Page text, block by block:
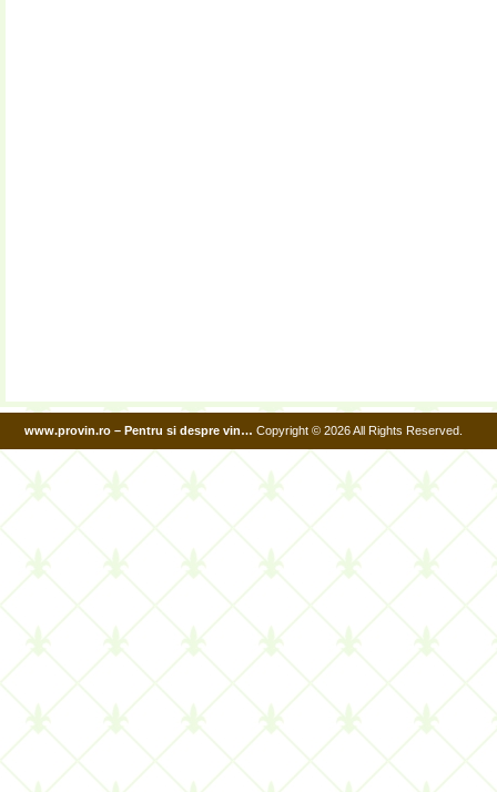
www.provin.ro – Pentru si despre vin… Copyright © 2026 All Rights Reserved.